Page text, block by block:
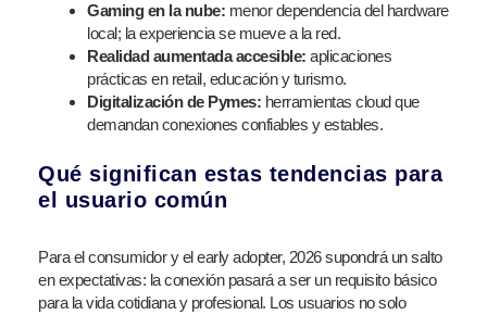
Gaming en la nube: menor dependencia del hardware
local; la experiencia se mueve a la red.
Realidad aumentada accesible: aplicaciones
prácticas en retail, educación y turismo.
Digitalización de Pymes: herramientas cloud que
demandan conexiones confiables y estables.
Qué significan estas tendencias para
el usuario común
Para el consumidor y el early adopter, 2026 supondrá un salto
en expectativas: la conexión pasará a ser un requisito básico
para la vida cotidiana y profesional. Los usuarios no solo